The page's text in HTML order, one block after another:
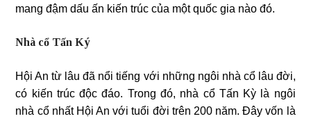
mang đậm dấu ấn kiến trúc của một quốc gia nào đó.
Nhà cổ Tấn Ký
Hội An từ lâu đã nổi tiếng với những ngôi nhà cổ lâu đời,
có kiến trúc độc đáo. Trong đó, nhà cổ Tấn Kỳ là ngôi
nhà cổ nhất Hội An với tuổi đời trên 200 năm. Đây vốn là